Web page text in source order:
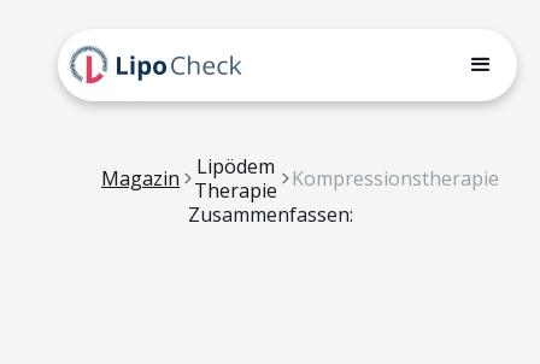
Magazin
Lipödem
Therapie
Kompressionstherapie
Zusammenfassen: